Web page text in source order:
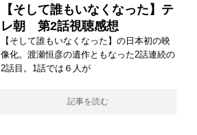
【そして誰もいなくなった】テ
レ朝 第2話視聴感想
【そして誰もいなくなった】の日本初の映
像化。渡瀬恒彦の遺作ともなった2話連続の
2話目。1話では６人が
記事を読む